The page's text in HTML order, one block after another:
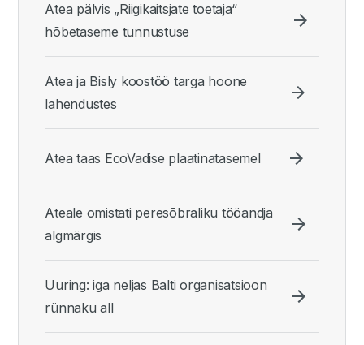
Atea pälvis „Riigikaitsjate toetaja“
hõbetaseme tunnustuse
Atea ja Bisly koostöö targa hoone
lahendustes
Atea taas EcoVadise plaatinatasemel
Ateale omistati peresõbraliku tööandja
algmärgis
Uuring: iga neljas Balti organisatsioon
rünnaku all